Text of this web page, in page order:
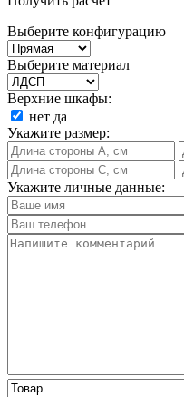
Выберите конфигурацию
Выберите материал
Верхние шкафы:
нет да
Укажите размер:
Укажите личные данные: